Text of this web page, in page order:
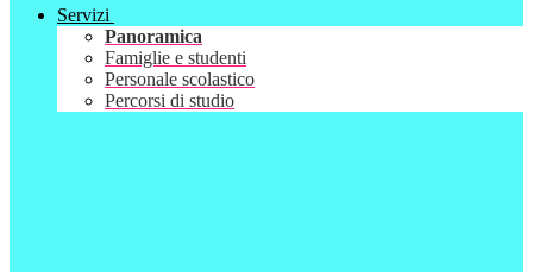
Servizi
Panoramica
Famiglie e studenti
Personale scolastico
Percorsi di studio